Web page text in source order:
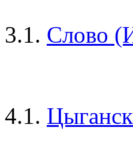
3.1. Слово
4.1.